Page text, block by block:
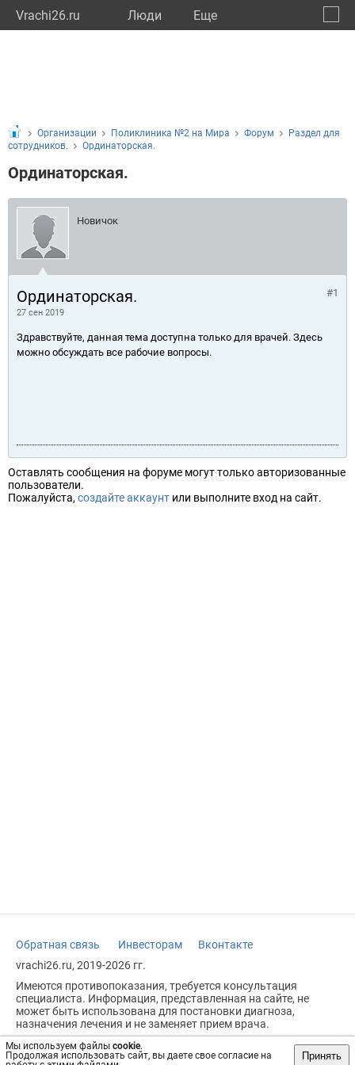
Vrachi26.ru Люди Eще
Мы используем файлы cookie.
Продолжая использовать сайт, вы даете свое согласие на
Принять
Организации Поликлиника №2 на Мира Форум
Раздел для
сотрудников.
Ординаторская.
Ординаторская.
Новичок
Ординаторская.
27 сен 2019
#1
Здравствуйте, данная тема доступна только для врачей. Здесь
можно обсуждать все рабочие вопросы.
Оставлять сообщения на форуме могут только авторизованные
пользователи.
Пожалуйста, создайте аккаунт или выполните вход на сайт.
Обратная связь Инвесторам
Вконтакте
vrachi26.ru, 2019-2026 гг.
Имеются противопоказания, требуется консультация
специалиста. Информация, представленная на сайте, не
может быть использована для постановки диагноза,
назначения лечения и не заменяет прием врача.
Возрастное ограничение: 18+